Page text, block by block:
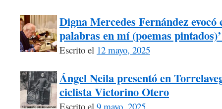
Digna Mercedes Fernández evocó
palabras en mí (poemas
Escrito el 12 mayo, 2025
Ángel Neila presentó en
ciclista Victorino Otero
Escrito el 9 mayo, 2025